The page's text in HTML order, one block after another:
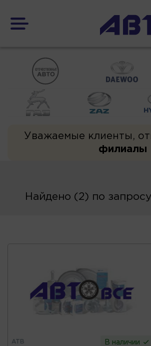
Уважаемые клиенты,
филиалы
Найдено (2) по
ATB В наличии